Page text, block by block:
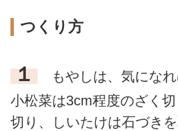
つくり方
１
もやしは、気になれ
小松菜は3cm程度のざく
切り、しいたけは石づき